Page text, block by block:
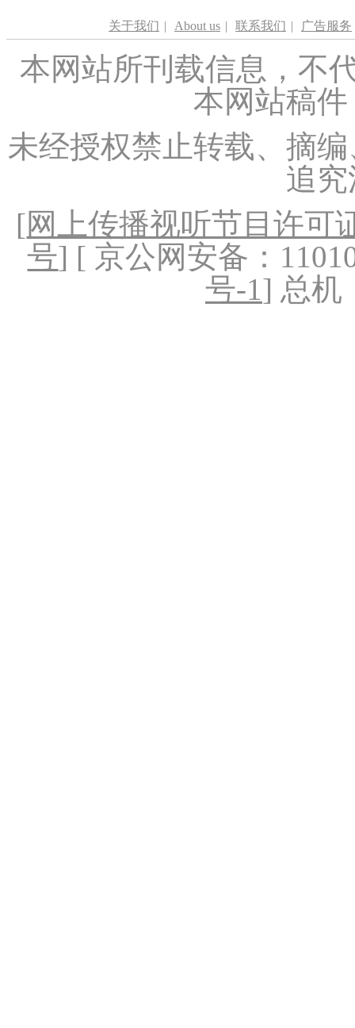
关于我们 | About us | 联系我们 | 广告服务
本网站所刊载信息，不
本网站稿
未经授权禁止转载、摘
追
[网上传播视听节目许可
号] [ 京公网安备：
号-1] 总机